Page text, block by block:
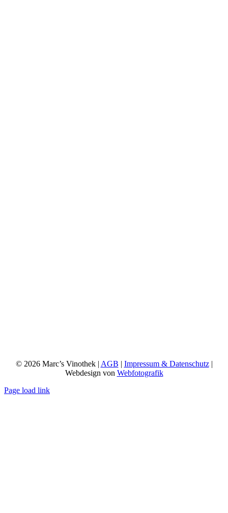
© 2026 Marc’s Vinothek | AGB | Impressum & Datenschutz|
Webdesign von Webfotografik
Page load link